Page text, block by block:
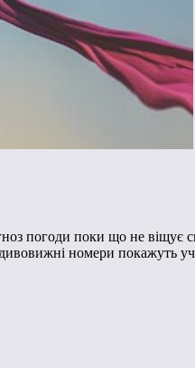
погоди поки що не віщує
номери покажуть